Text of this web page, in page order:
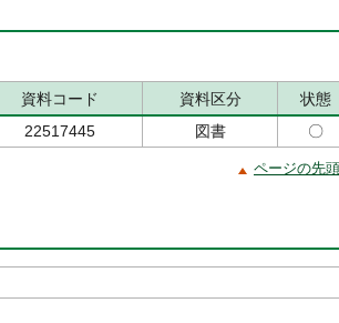
資料コード 資料区分
状態
22517445 図書 〇
ページの先